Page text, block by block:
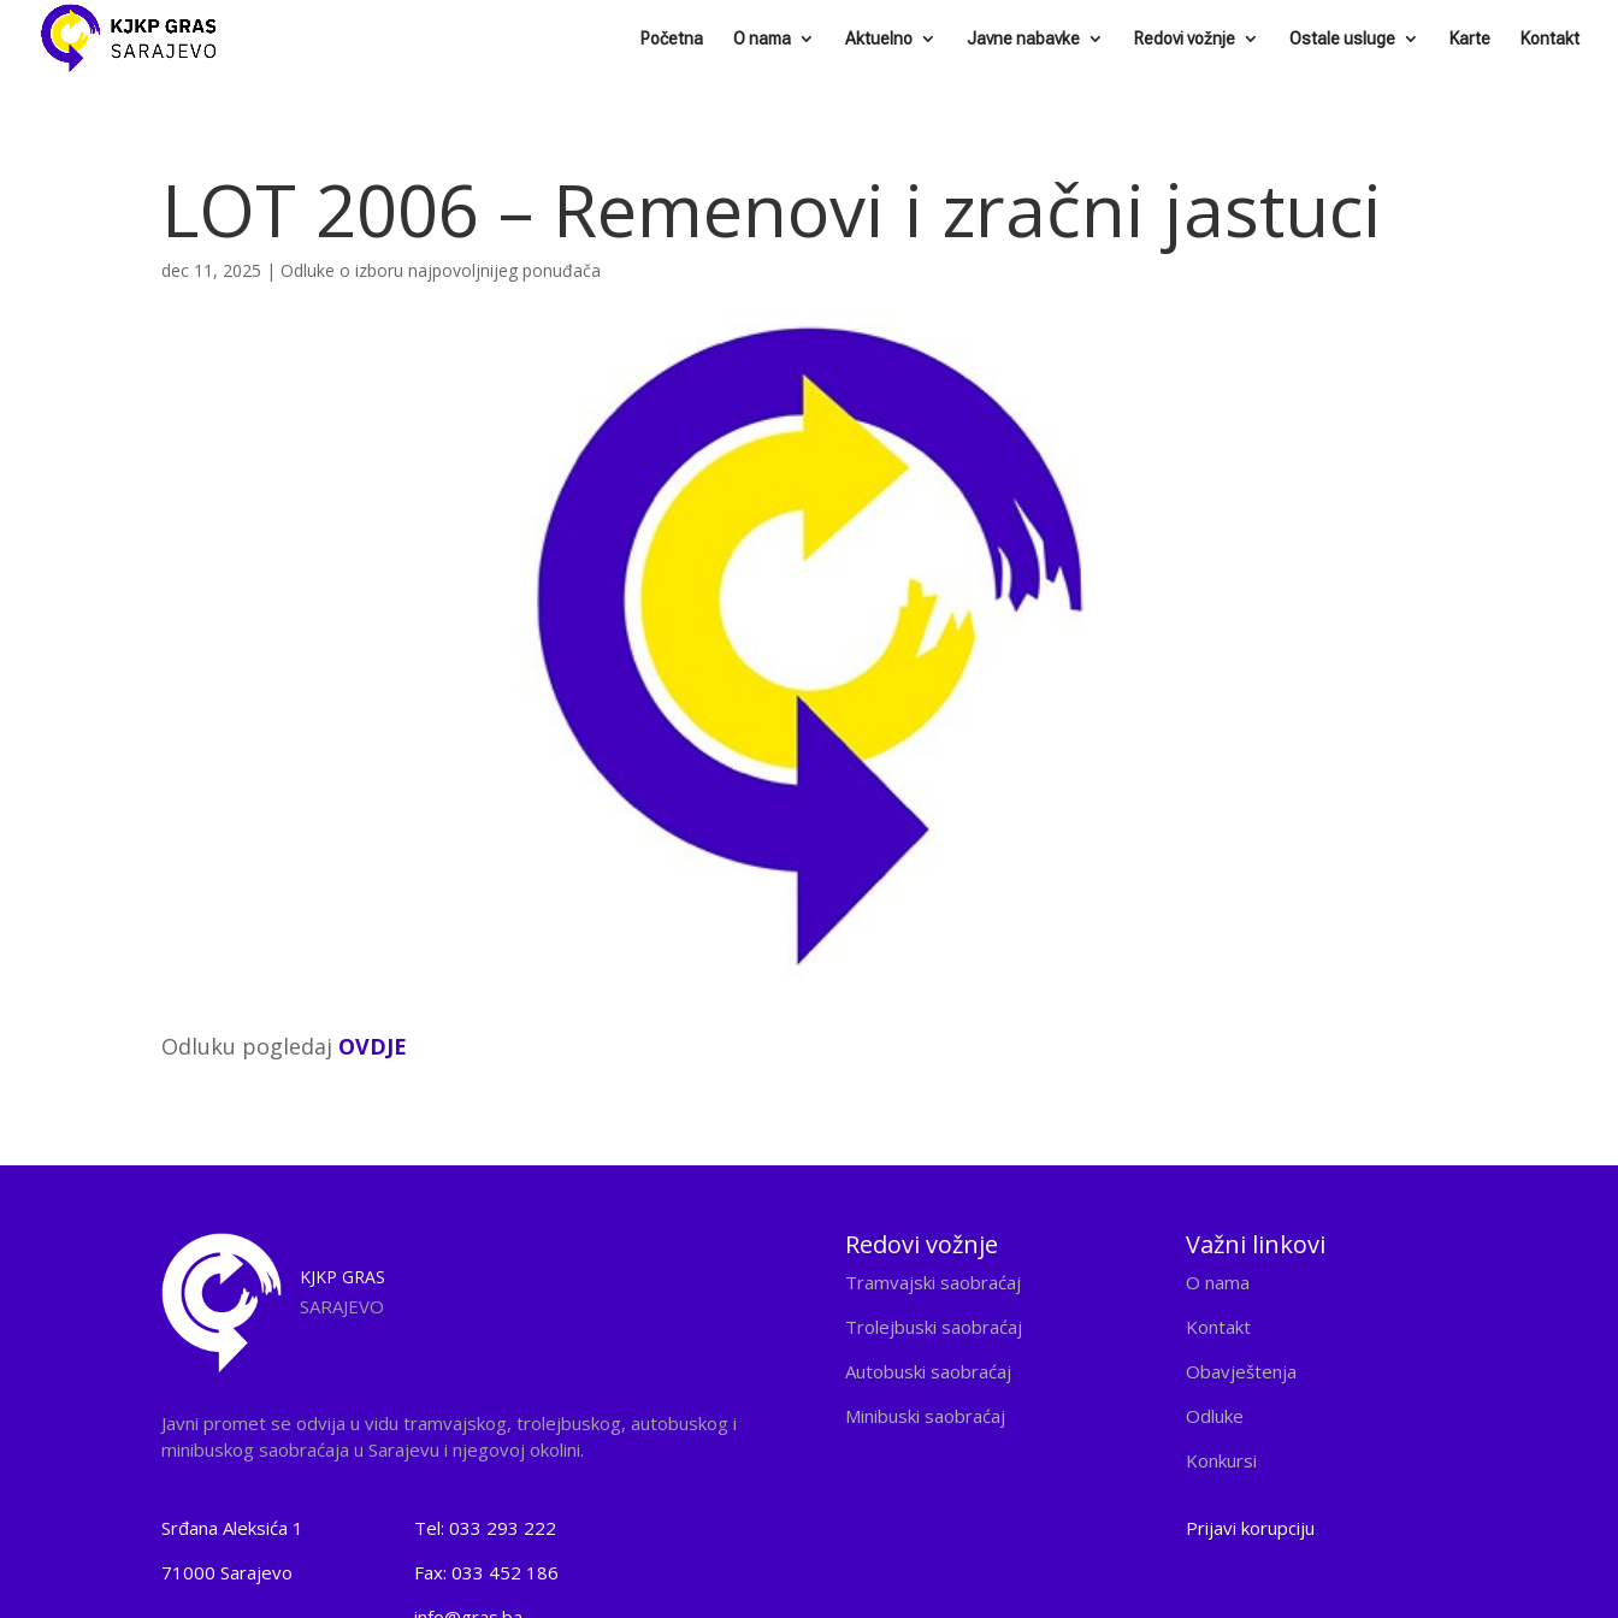
Početna O nama Aktuelno Javne nabavke Redovi vožnje Ostale usluge Karte Kontakt
LOT 2006 – Remenovi i zračni jastuci
dec 11, 2025 | Odluke o izboru najpovoljnijeg ponuđača
Odluku pogledaj OVDJE
KJKP GRAS
SARAJEVO
Javni promet se odvija u vidu tramvajskog, trolejbuskog, autobuskog i
minibuskog saobraćaja u Sarajevu i njegovoj okolini.
Redovi vožnje
Tramvajski saobraćaj
Trolejbuski saobraćaj
Autobuski saobraćaj
Minibuski saobraćaj
Važni linkovi
O nama
Kontakt
Obavještenja
Odluke
Konkursi
Srđana Aleksića 1
71000 Sarajevo
Tel: 033 293 222
Fax: 033 452 186
Prijavi korupciju